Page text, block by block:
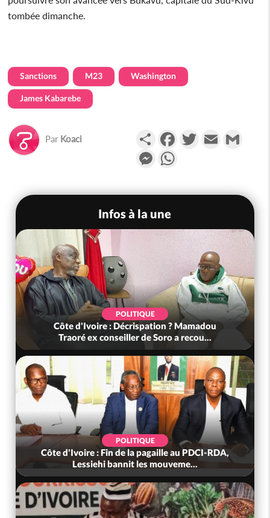
tombée dimanche.
Sanctions M23 Washington
James Kabarebe
Par Koaci PartagerFacebookTwitterEmail
Messenger
Infos à la une
POLITIQUE
Côte d'Ivoire : Décrispation ? Mamadou
Traoré ex conseiller de Soro a recou...
POLITIQUE
Côte d'Ivoire : Fin de la pagaille au PDCI-RDA,
Lessiehi bannit les mouveme...